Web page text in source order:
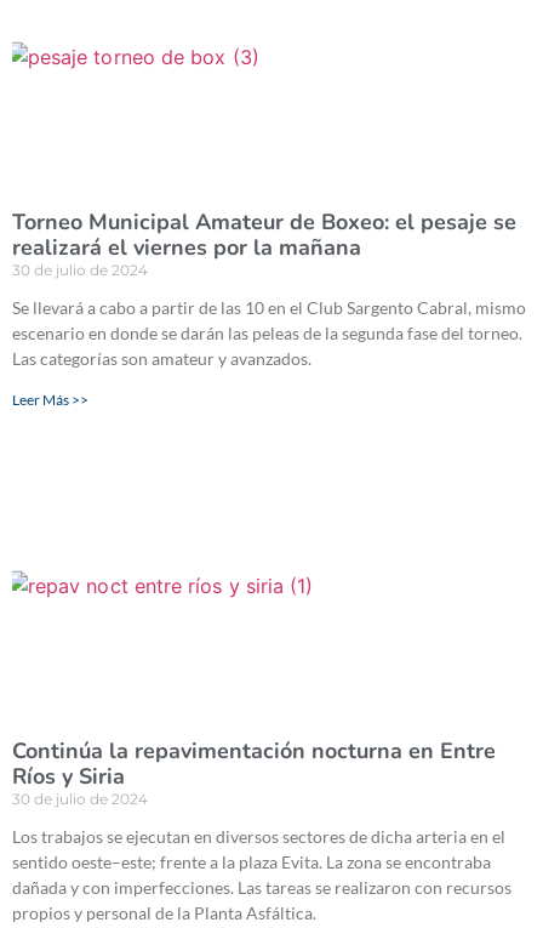
Torneo Municipal Amateur de Boxeo: el pesaje se
realizará el viernes por la mañana
30 de julio de 2024
Se llevará a cabo a partir de las 10 en el Club Sargento Cabral, mismo
escenario en donde se darán las peleas de la segunda fase del torneo.
Las categorías son amateur y avanzados.
Leer Más >>
Continúa la repavimentación nocturna en Entre
Ríos y Siria
30 de julio de 2024
Los trabajos se ejecutan en diversos sectores de dicha arteria en el
sentido oeste–este; frente a la plaza Evita. La zona se encontraba
dañada y con imperfecciones. Las tareas se realizaron con recursos
propios y personal de la Planta Asfáltica.